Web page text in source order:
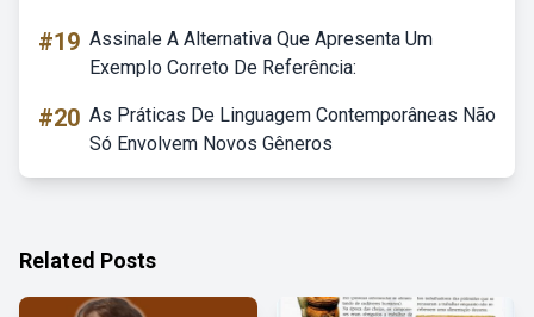
#19 Assinale A Alternativa Que Apresenta Um
Exemplo Correto De Referência:
#20 As Práticas De Linguagem Contemporâneas Não
Só Envolvem Novos Gêneros
Related Posts